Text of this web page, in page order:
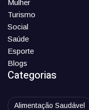
Mulher
Turismo
Social
Saúde
Esporte
Blogs
Categorias
Alimentação Saudável